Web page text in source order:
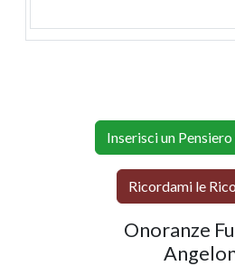
Inserisci un
Ricordami le
Onoranze